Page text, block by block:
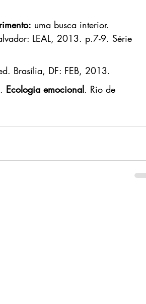
uma busca interior.
LEAL, 2013. p.7-9. Série
Brasília, DF: FEB, 2013.
Ecologia emocional. Rio de